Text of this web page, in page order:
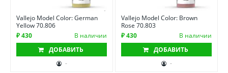
Vallejo Model Color: German
Yellow 70.806
₽ 430
В наличии
ДОБАВИТЬ
-
Vallejo Model Color: Brown
Rose 70.803
₽ 430
В наличии
ДОБАВИТЬ
-